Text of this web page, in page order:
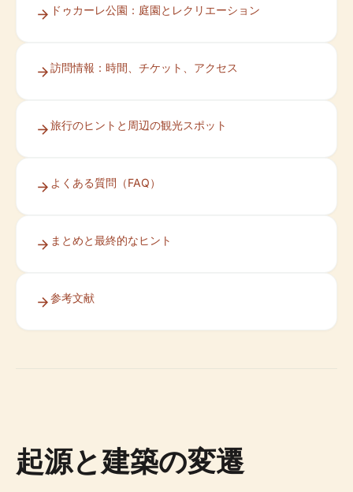
ドゥカーレ公園：庭園とレクリエーション
訪問情報：時間、チケット、アクセス
旅行のヒントと周辺の観光スポット
よくある質問（FAQ）
まとめと最終的なヒント
参考文献
起源と建築の変遷